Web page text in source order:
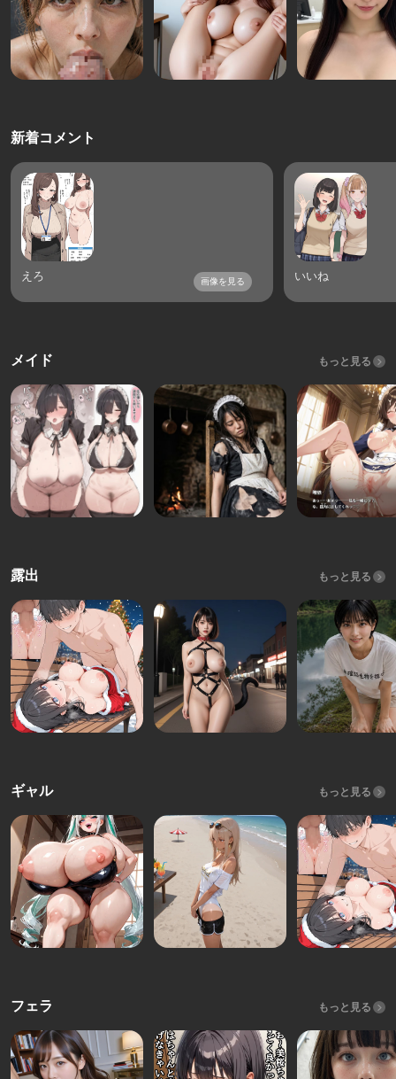
新着コメント
えろ 画像を見る いいね
メイド もっと見る
露出 もっと見る
ギャル もっと見る
フェラ もっと見る